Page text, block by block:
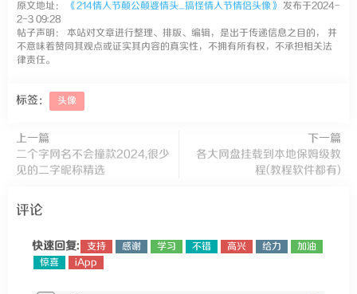
原文地址：
《214情人节颠公颠婆情头_搞怪情人节情侣头像》 发布于2024-
2-3 09:28
帖子声明： 本站对文章进行整理、排版、编辑，是出于传递信息之目的， 并
不意味着赞同其观点或证实其内容的真实性，不拥有所有权，不承担相关法
律责任。
标签： 头像
上一篇
二个字网名不会撞款2024,很少
见的二字昵称精选
下一篇
各大网盘挂载到本地保姆级教
程(教程软件都有)
评论
快速回复: 支持 感谢 学习 不错 高兴 给力
加油
惊喜
iApp